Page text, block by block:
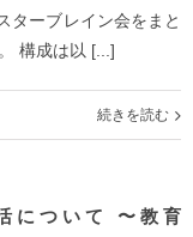
ターブレイン会をまと
構成は以 [...]
続きを読む
について 〜教育